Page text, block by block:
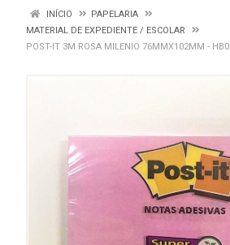
INÍCIO
PAPELARIA
MATERIAL DE EXPEDIENTE / ESCOLAR
POST-IT 3M ROSA MILENIO 76MMX102MM - HB0